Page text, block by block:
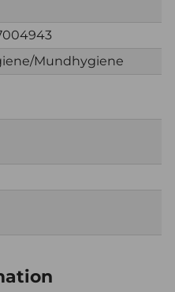
Mundhygiene